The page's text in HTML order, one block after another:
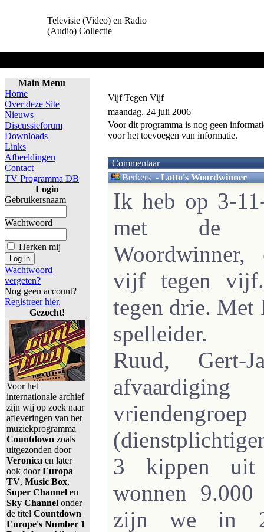
Televisie (Video) en Radio
(Audio) Collectie
Main Menu
Home
Over deze Site
Nieuws
Discussieforum
Downloads
Links
Afbeeldingen
Contact
TV Programma DB
Login
Gebruikersnaam
Wachtwoord
Herken mij
Wachtwoord
vergeten?
Nog geen account?
Registreer hier.
Gezocht!
Voor het
internationale archief
zijn wij op zoek naar
afleveringen van het
muziekprogramma
Countdown zoals
uitgezonden door
Veronica en later
ook doorEuropa
TV, Music Box,
Super Channel en
Sky Channel onder
de titel Countdown
Europe's Number 1
Vijf Tegen Vijf
maandag, 24 juli 2006
Voor dit programma is nog geen
voor het toevoegen van informatie.
Commentaar
Berkers-Lotto's Woordwinner
Ik heb op 3-
met de
vijf tegen
tegen drie. Met
spelleider.
Ruud,
3 kippen uit
wonnen 9.000
zijn we in